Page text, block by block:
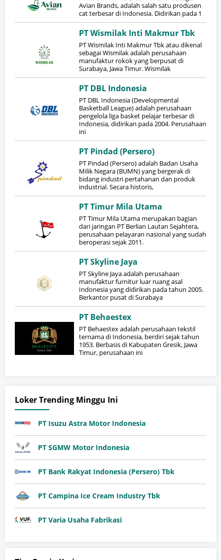
Avian Brands, adalah salah satu produsen
cat terbesar di Indonesia. Didirikan pada 1
PT Wismilak Inti Makmur Tbk
PT Wismilak Inti Makmur Tbk atau dikenal
sebagai Wismilak adalah perusahaan
manufaktur rokok yang berpusat di
Surabaya, Jawa Timur. Wismilak
PT DBL Indonesia
PT DBL Indonesia (Developmental
Basketball League) adalah perusahaan
pengelola liga basket pelajar terbesar di
Indonesia, didirikan pada 2004. Perusahaan
ini
PT Pindad (Persero)
PT Pindad (Persero) adalah Badan Usaha
Milik Negara (BUMN) yang bergerak di
bidang industri pertahanan dan produk
industrial. Secara historis,
PT Timur Mila Utama
PT Timur Mila Utama merupakan bagian
dari jaringan PT Berlian Lautan Sejahtera,
perusahaan pelayaran nasional yang sudah
beroperasi sejak 2011.
PT Skyline Jaya
PT Skyline Jaya adalah perusahaan
manufaktur furnitur luar ruang asal
Indonesia yang didirikan pada tahun 2005.
Berkantor pusat di Surabaya
PT Behaestex
PT Behaestex adalah perusahaan tekstil
ternama di Indonesia, berdiri sejak tahun
1953. Berbasis di Kabupaten Gresik, Jawa
Timur, perusahaan ini
Loker Trending Minggu Ini
PT Isuzu Astra Motor Indonesia
PT SGMW Motor Indonesia
PT Bank Rakyat Indonesia (Persero) Tbk
PT Campina Ice Cream Industry Tbk
PT Varia Usaha Fabrikasi